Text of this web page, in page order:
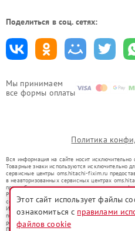
Мы принимаем
все формы оплаты
Поделиться в соц. сетях:
Политика
Вся информация на сайте носит исключительно
Товарные знаки используются исключительно
сервисные центры oms.hitachi-fixim.ru
в неавторизованных сервисных центрах
правообладателями товарных знаков или их
Ремонт осуществляется для устройств, уже
со статьей 1487 ГК РФ.
Использование товарных знаков не преследует
потребителей в заблуждение, а служит для
ремонту техники указанных брендов.
Этот сайт использует файлы
ознакомиться с правилами
файлов cookie